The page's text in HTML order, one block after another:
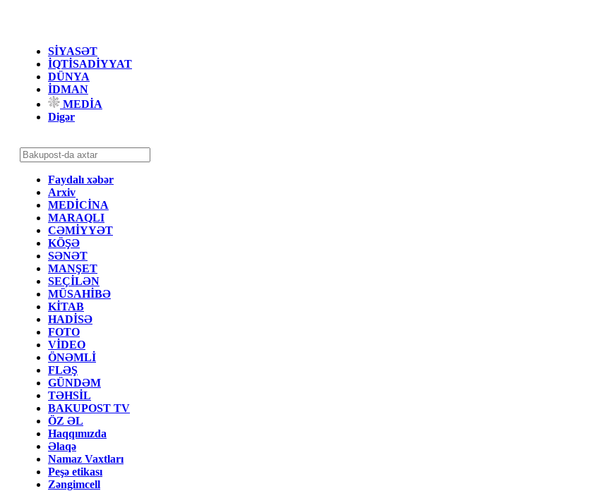
SİYASƏT
İQTİSADİYYAT
DÜNYA
İDMAN
MEDİA
Digər
Faydalı xəbər
Arxiv
MEDİCİNA
MARAQLI
CƏMİYYƏT
KÖŞƏ
SƏNƏT
MANŞET
SEÇİLƏN
MÜSAHİBƏ
KİTAB
HADİSƏ
FOTO
VİDEO
ÖNƏMLİ
FLƏŞ
GÜNDƏM
TƏHSİL
BAKUPOST TV
ÖZ ƏL
Haqqımızda
Əlaqə
Namaz Vaxtları
Peşə etikası
Zəngimcell